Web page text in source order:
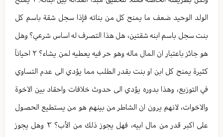
الولد الوحيد ضعف ما يمنح كل من بناته فإذا سجل شقة باسم كل
بنت سجل باسم ابنه شقتين، هل هذا التصرف له اساس شرعي؟ وهل
هو جائز باعتبار ان المال ماله وهو حر فيه يعطيه لمن يشاء؟ ٢ احياناً
كثيرة يمنح كل ابن او بنت بقدر الطلب مما يؤدي الى عدم التساوي
في التوزيع، وهذا بدوره يؤدي الى حدوث خلافات واحقاد بين الاخوة
والاخوات، لانهم يرون ان الشاطر من بينهم هو من يستطيع الحصول
على اكبر قدر من مال ابيه، فهل يجوز ذلك من الأب؟ ٣ وهل يجوز